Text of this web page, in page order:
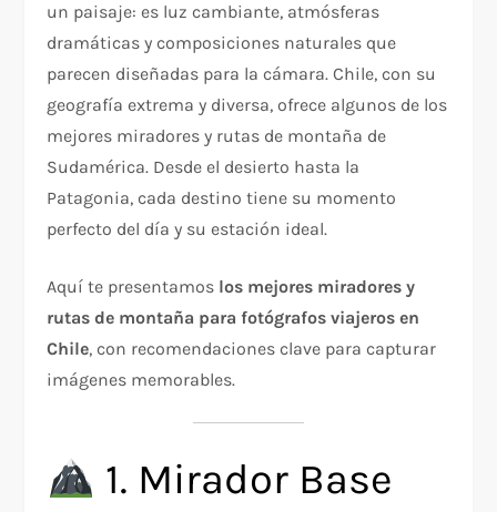
un paisaje: es luz cambiante, atmósferas
dramáticas y composiciones naturales que
parecen diseñadas para la cámara. Chile, con su
geografía extrema y diversa, ofrece algunos de los
mejores miradores y rutas de montaña de
Sudamérica. Desde el desierto hasta la
Patagonia, cada destino tiene su momento
perfecto del día y su estación ideal.
Aquí te presentamos los mejores miradores y
rutas de montaña para fotógrafos viajeros en
Chile, con recomendaciones clave para capturar
imágenes memorables.
1. Mirador Base